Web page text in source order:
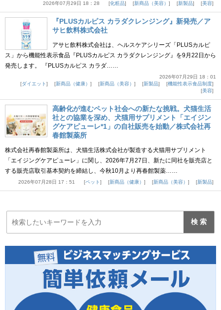
2026年07月29日 18：28 化粧品 新商品（美容） 新製品 美容
『PLUSカルピス カラダクレンジング』新発売／ア
サヒ飲料株式会社
アサヒ飲料株式会社は、ヘルスケアシリーズ「PLUSカルピ
ス」から機能性表示食品『PLUSカルピス カラダクレンジング』を9月22日から
発売します。 『PLUSカルピス カラダ……
2026年07月29日 18：01
ダイエット
新商品（健康） 新商品（美容） 新製品
機能性表示食品制度
美容
高齢化が進むペット社会への新たな挑戦。犬猫生活
社との協業を深め、犬猫用サプリメント「エイジン
グケアピューレ*1」の自社販売を始動／株式会社再
春館製薬所
株式会社再春館製薬所は、犬猫生活株式会社が製造する犬猫用サプリメント
「エイジングケアピューレ」に関し、2026年7月27日、新たに同社を販売店と
する販売店取引基本契約を締結し、今秋10月より再春館製薬……
2026年07月28日 17：51 ペット 新商品（健康） 新商品（美容） 新製品